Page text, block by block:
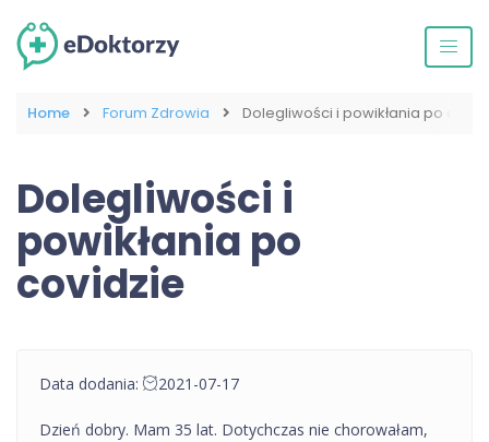
Home Forum Zdrowia Dolegliwości i powikłania po
Dolegliwości i
powikłania po
covidzie
Data dodania: 2021-07-17
Dzień dobry. Mam 35 lat. Dotychczas nie chorowałam,